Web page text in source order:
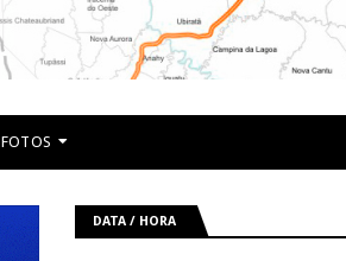
FOTOS
DATA / HORA